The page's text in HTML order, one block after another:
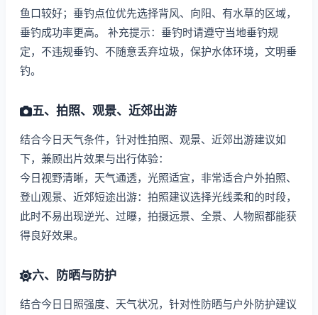
鱼口较好；垂钓点位优先选择背风、向阳、有水草的区域，
垂钓成功率更高。 补充提示：垂钓时请遵守当地垂钓规
定，不违规垂钓、不随意丢弃垃圾，保护水体环境，文明垂
钓。
五、拍照、观景、近郊出游
结合今日天气条件，针对性拍照、观景、近郊出游建议如
下，兼顾出片效果与出行体验：
今日视野清晰，天气通透，光照适宜，非常适合户外拍照、
登山观景、近郊短途出游：拍照建议选择光线柔和的时段，
此时不易出现逆光、过曝，拍摄远景、全景、人物照都能获
得良好效果。
六、防晒与防护
结合今日日照强度、天气状况，针对性防晒与户外防护建议